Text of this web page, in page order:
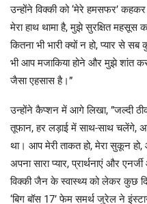
उन्होंने विक्की को ‘मेरे हमसफर’
मेरा हाथ थामा है, मुझे सुरक्षित महसूस
कितना भी भारी क्यों न हो, प्यार से
भी आप मजाकिया होने और मुझे शांत
जैसा एहसास है।”
उन्होंने कैप्शन में आगे लिखा, ”जल्दी
तूफान, हर लड़ाई में साथ-साथ चलेंगे,
था। आप मेरी ताकत हो, मेरा सुकून
अपना सारा प्यार, प्रार्थनाएं और
विक्की जैन के स्वास्थ्य को लेकर कुछ
‘बिग बॉस 17’ फेम समर्थ जुरेल ने